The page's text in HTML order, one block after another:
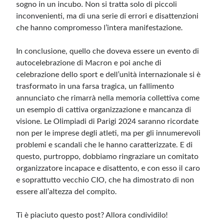
sogno in un incubo. Non si tratta solo di piccoli
inconvenienti, ma di una serie di errori e disattenzioni
che hanno compromesso l’intera manifestazione.
In conclusione, quello che doveva essere un evento di
autocelebrazione di Macron e poi anche di
celebrazione dello sport e dell’unità internazionale si è
trasformato in una farsa tragica, un fallimento
annunciato che rimarrà nella memoria collettiva come
un esempio di cattiva organizzazione e mancanza di
visione. Le Olimpiadi di Parigi 2024 saranno ricordate
non per le imprese degli atleti, ma per gli innumerevoli
problemi e scandali che le hanno caratterizzate. E di
questo, purtroppo, dobbiamo ringraziare un comitato
organizzatore incapace e disattento, e con esso il caro
e soprattutto vecchio CIO, che ha dimostrato di non
essere all’altezza del compito.
Ti è piaciuto questo post? Allora condividilo!